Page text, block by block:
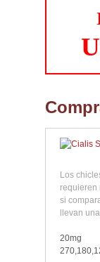
Los
requieren
si
llevan
20mg